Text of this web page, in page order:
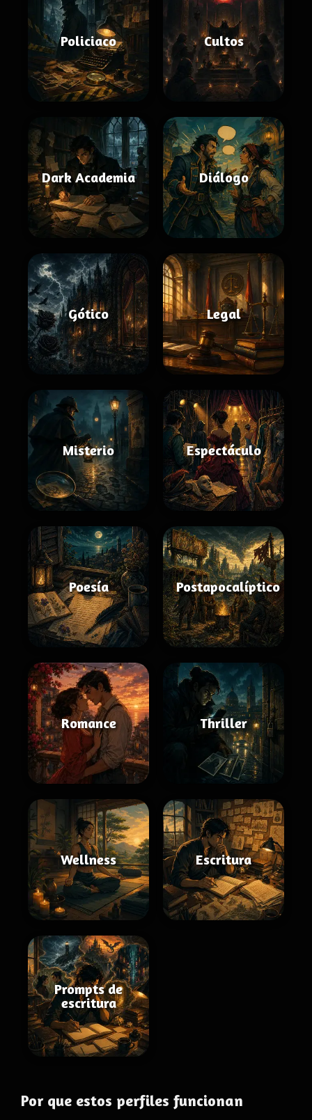
Policiaco Cultos
Dark Academia Diálogo
Gótico Legal
Misterio Espectáculo
Poesía Postapocalíptico
Romance Thriller
Wellness Escritura
Prompts de
escritura
Por que estos perfiles funcionan